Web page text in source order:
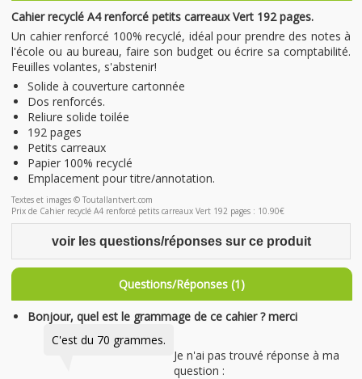
Cahier recyclé A4 renforcé petits carreaux Vert 192 pages.
Un cahier renforcé 100% recyclé, idéal pour prendre des notes à
l'école ou au bureau, faire son budget ou écrire sa comptabilité.
Feuilles volantes, s'abstenir!
Solide à couverture cartonnée
Dos renforcés.
Reliure solide toilée
192 pages
Petits carreaux
Papier 100% recyclé
Emplacement pour titre/annotation.
Textes et images © Toutallantvert.com
Prix de Cahier recyclé A4 renforcé petits carreaux Vert 192 pages : 10.90€
voir les questions/réponses sur ce produit
Questions/Réponses (1)
Bonjour, quel est le grammage de ce cahier ? merci
C'est du 70 grammes.
Je n'ai pas trouvé réponse à ma
question :